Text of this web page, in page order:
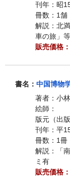
刊年：昭
冊数：1舗
解説：北
車の旅」
販売価格
書名： 中国博物
著者：小
絵師：
版元（出
刊年：平
冊数：1冊
解説：「
ミ有
販売価格